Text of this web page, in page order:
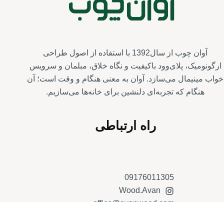
آوان چوب از سال1392 با استفاده از اصول طراحی
ارگونومیک، پلای‌وود باکیفیت و نگاه خلاق، مبلمان و سرویس‌
خواب مینیمال می‌سازد. آوان به معنی هنگام و وقت است؛ آن
هنگام که تجربه‌ای دلنشین برای خانه‌ها می‌سازیم.
راه ارتباطی
09176011305
Wood.Avan